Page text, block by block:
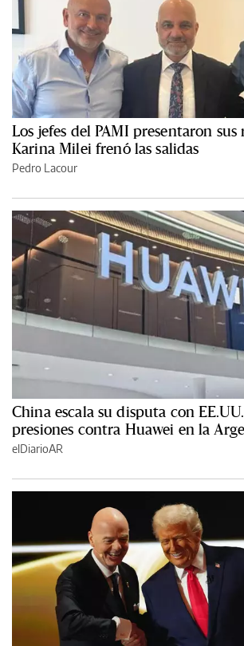
Los jefes del PAMI presentaron
Karina Milei frenó las salidas
Pedro Lacour
China escala su disputa con
presiones contra Huawei en la
elDiarioAR